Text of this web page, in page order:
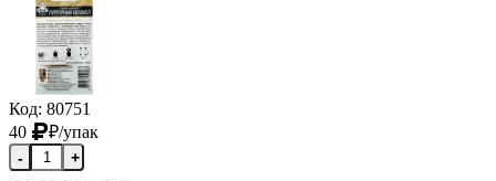
Код: 80751
40
₽/упак
- +